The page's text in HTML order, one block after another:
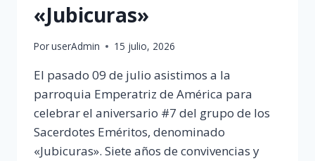
«Jubicuras»
PoruserAdmin 15 julio, 2026
El pasado 09 de julio asistimos a la
parroquia Emperatriz de América para
celebrar el aniversario #7 del grupo de los
Sacerdotes Eméritos, denominado
«Jubicuras». Siete años de convivencias y